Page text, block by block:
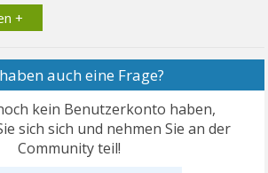
+
auch eine Frage?
kein Benutzerkonto haben,
sich sich und nehmen Sie an der
Community teil!